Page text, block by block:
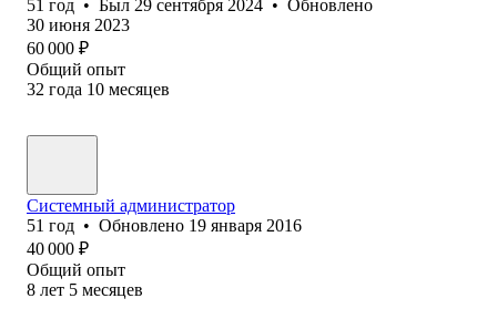
51 год • Был 29 сентября 2024 • Обновлено
30 июня 2023
60 000 ₽
Общий опыт
32 года 10 месяцев
Системный администратор
51 год • Обновлено 19 января 2016
40 000 ₽
Общий опыт
8 лет 5 месяцев